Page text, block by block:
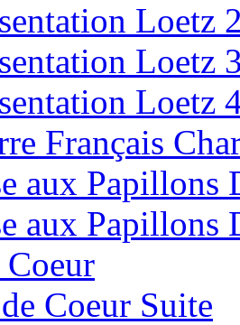
Loetz
Loetz
Loetz
Français
aux Papillons
aux Papillons
Coeur Suite